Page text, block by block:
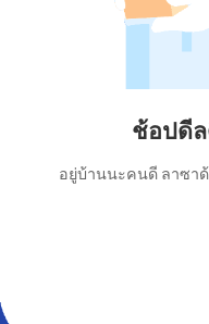
ช้อปดี
อยู่บ้านนะคนดี ลาซา